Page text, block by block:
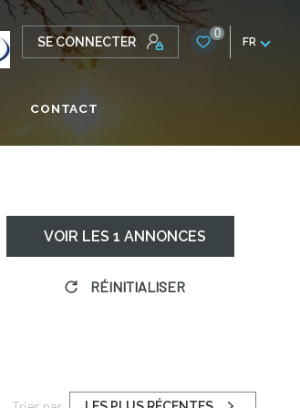
SE CONNECTER
0
FR
CONTACT
VOIR LES 1 ANNONCES
RÉINITIALISER